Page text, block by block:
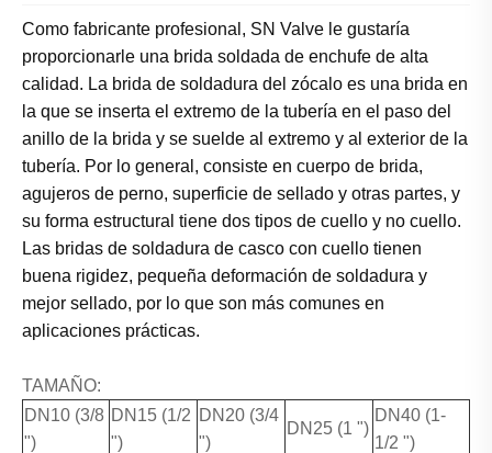
Como fabricante profesional, SN Valve le gustaría
proporcionarle una brida soldada de enchufe de alta
calidad. La brida de soldadura del zócalo es una brida en
la que se inserta el extremo de la tubería en el paso del
anillo de la brida y se suelde al extremo y al exterior de la
tubería. Por lo general, consiste en cuerpo de brida,
agujeros de perno, superficie de sellado y otras partes, y
su forma estructural tiene dos tipos de cuello y no cuello.
Las bridas de soldadura de casco con cuello tienen
buena rigidez, pequeña deformación de soldadura y
mejor sellado, por lo que son más comunes en
aplicaciones prácticas.
TAMAÑO:
DN10 (3/8
")
DN15 (1/2
")
DN20 (3/4
")
DN25 (1 ")
DN40 (1-
1/2 ")